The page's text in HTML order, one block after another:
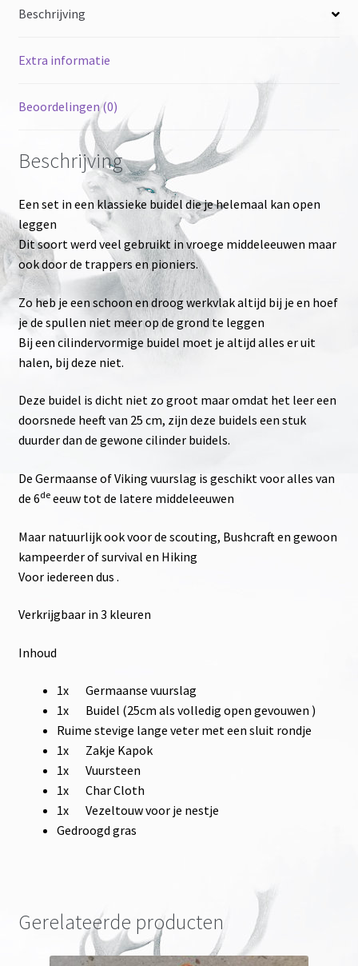
Beschrijving
Extra informatie
Beoordelingen (0)
Beschrijving
Een set in een klassieke buidel die je helemaal kan open
leggen
Dit soort werd veel gebruikt in vroege middeleeuwen maar
ook door de trappers en pioniers.
Zo heb je een schoon en droog werkvlak altijd bij je en hoef
je de spullen niet meer op de grond te leggen
Bij een cilindervormige buidel moet je altijd alles er uit
halen, bij deze niet.
Deze buidel is dicht niet zo groot maar omdat het leer een
doorsnede heeft van 25 cm, zijn deze buidels een stuk
duurder dan de gewone cilinder buidels.
De Germaanse of Viking vuurslag is geschikt voor alles van
de 6deeeuw tot de latere middeleeuwen
Maar natuurlijk ook voor de scouting, Bushcraft en gewoon
kampeerder of survival en Hiking
Voor iedereen dus .
Verkrijgbaar in 3 kleuren
Inhoud
1x Germaanse vuurslag
1x Buidel (25cm als volledig open gevouwen )
Ruime stevige lange veter met een sluit rondje
1x Zakje Kapok
1x Vuursteen
1x Char Cloth
1x Vezeltouw voor je nestje
Gedroogd gras
Gerelateerde producten